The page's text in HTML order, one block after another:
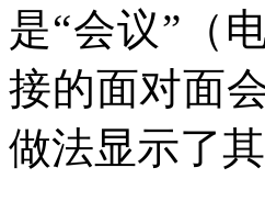
是“会议”（
接的面对面
做法显示了其